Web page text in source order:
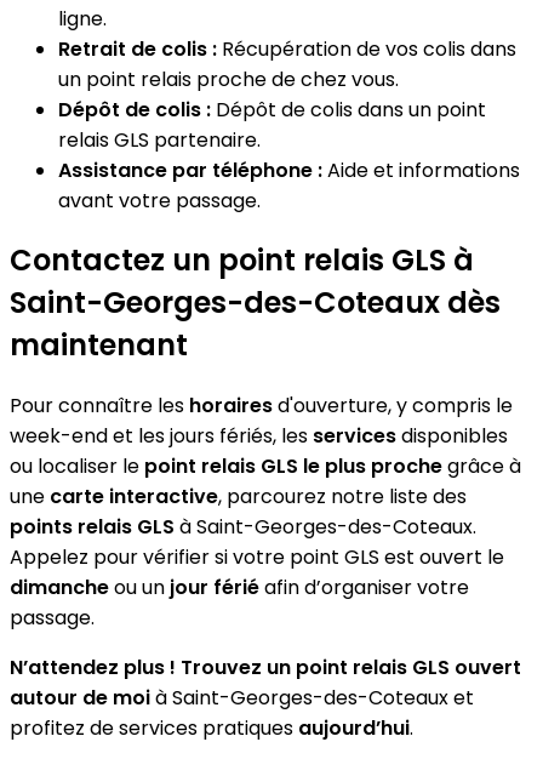
ligne.
Retrait de colis : Récupération de vos colis dans
un point relais proche de chez vous.
Dépôt de colis : Dépôt de colis dans un point
relais GLS partenaire.
Assistance par téléphone :Aide et informations
avant votre passage.
Contactez un point relais GLS à
Saint-Georges-des-Coteaux dès
maintenant
Pour connaître les horairesd'ouverture, y compris le
week-end et les jours fériés, les servicesdisponibles
ou localiser le point relais GLS le plus prochegrâce à
une carte interactive, parcourez notre liste des
points relais GLS à Saint-Georges-des-Coteaux.
Appelez pour vérifier si votre point GLS est ouvert le
dimancheou un jour fériéafin d’organiser votre
passage.
N’attendez plus ! Trouvez un point relais GLS ouvert
autour de moià Saint-Georges-des-Coteaux et
profitez de services pratiques aujourd’hui.